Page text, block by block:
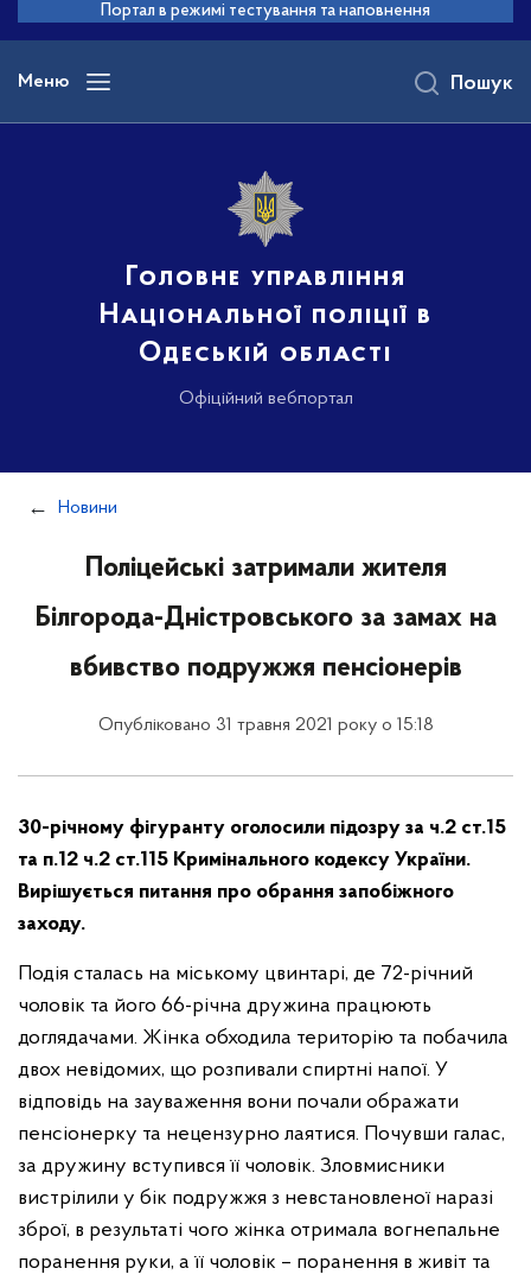
основного
вмісту
Портал в режимі тестування та наповнення
Меню
Головне управління
Національної поліції в
Одеській області
Офіційний вебпортал
Пошук
Новини
Поліцейські затримали жителя
Білгорода-Дністровського за замах на
вбивство подружжя пенсіонерів
Опубліковано 31 травня 2021 року о 15:18
30-річному фігуранту оголосили підозру за ч.2 ст.15
та п.12 ч.2 ст.115 Кримінального кодексу України.
Вирішується питання про обрання запобіжного
заходу.
Подія сталась на міському цвинтарі, де 72-річний
чоловік та його 66-річна дружина працюють
доглядачами. Жінка обходила територію та побачила
двох невідомих, що розпивали спиртні напої. У
відповідь на зауваження вони почали ображати
пенсіонерку та нецензурно лаятися. Почувши галас,
за дружину вступився її чоловік. Зловмисники
вистрілили у бік подружжя з невстановленої наразі
зброї, в результаті чого жінка отримала вогнепальне
поранення руки, а її чоловік – поранення в живіт та